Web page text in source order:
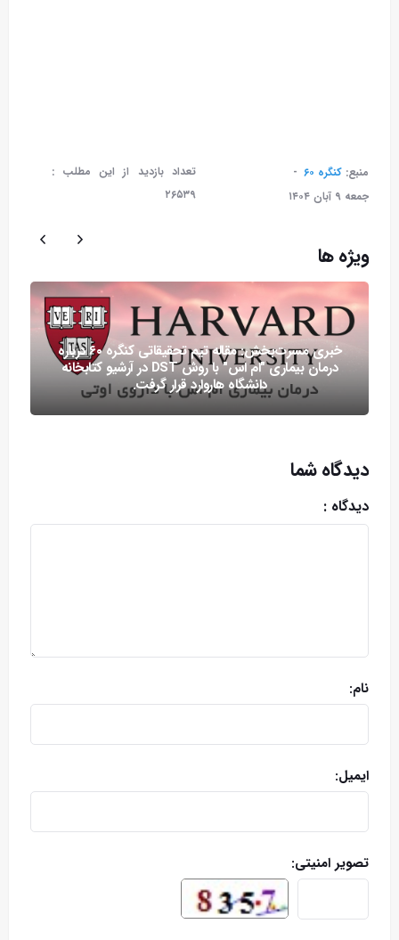
منبع: کنگره ۶۰
جمعه ۹ آبان ۱۴۰۴
تعداد بازدید از این مطلب :
۲۶۵۳۹
ویژه ها
خبری مسرت‌بخش: مقاله تیم تحقیقاتی کنگره ۶۰ درباره
درمان بیماری "ام اس" با روش DST در آرشیو کتابخانه
دانشگاه هاروارد قرار گرفت.
دیدگاه شما
دیدگاه :
نام:
ایمیل:
تصویر امنیتی: